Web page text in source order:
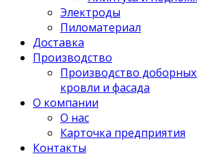
Электроды
Пиломатериал
Доставка
Производство
Производство
кровли и фасада
О компании
О нас
Карточка предприятия
Контакты